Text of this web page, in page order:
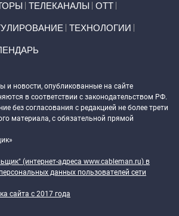
ТЕЛЕКАНАЛЫ ОТТ
ТЕХНОЛОГИИ
и новости, опубликованные на сайте
в соответствии с законодательством РФ.
без согласования с редакцией не более трети
материала, с обязательной прямой
(интернет-адреса www.cableman.ru) в
данных пользователей сети
сайта c 2017 года